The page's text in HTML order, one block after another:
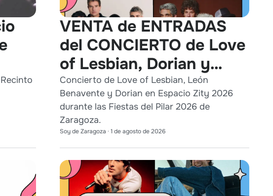
VENTA de ENTRADAS
del CONCIERTO de Love
of Lesbian, Dorian y
León Benavente en
Zaragoza 2026
Concierto de Love of Lesbian, León
Benavente y Dorian en Espacio Zity 2026
durante las Fiestas del Pilar 2026 de
Zaragoza.
Soy de Zaragoza · 1 de agosto de 2026